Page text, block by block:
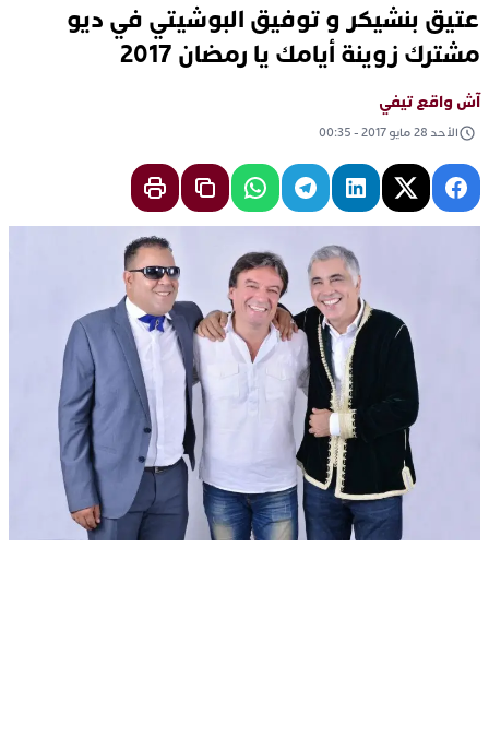
عتيق بنشيكر و توفيق البوشيتي في ديو
مشترك زوينة أيامك يا رمضان 2017
آش واقع تيفي
الأحد 28 مايو 2017 - 00:35